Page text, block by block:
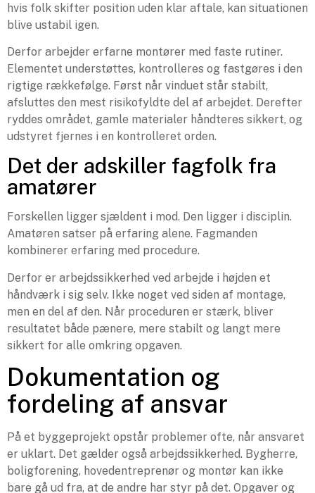
hvis folk skifter position uden klar aftale, kan situationen
blive ustabil igen.
Derfor arbejder erfarne montører med faste rutiner.
Elementet understøttes, kontrolleres og fastgøres i den
rigtige rækkefølge. Først når vinduet står stabilt,
afsluttes den mest risikofyldte del af arbejdet. Derefter
ryddes området, gamle materialer håndteres sikkert, og
udstyret fjernes i en kontrolleret orden.
Det der adskiller fagfolk fra
amatører
Forskellen ligger sjældent i mod. Den ligger i disciplin.
Amatøren satser på erfaring alene. Fagmanden
kombinerer erfaring med procedure.
Derfor er arbejdssikkerhed ved arbejde i højden et
håndværk i sig selv. Ikke noget ved siden af montage,
men en del af den. Når proceduren er stærk, bliver
resultatet både pænere, mere stabilt og langt mere
sikkert for alle omkring opgaven.
Dokumentation og
fordeling af ansvar
På et byggeprojekt opstår problemer ofte, når ansvaret
er uklart. Det gælder også arbejdssikkerhed. Bygherre,
boligforening, hovedentreprenør og montør kan ikke
bare gå ud fra, at de andre har styr på det. Opgaver og